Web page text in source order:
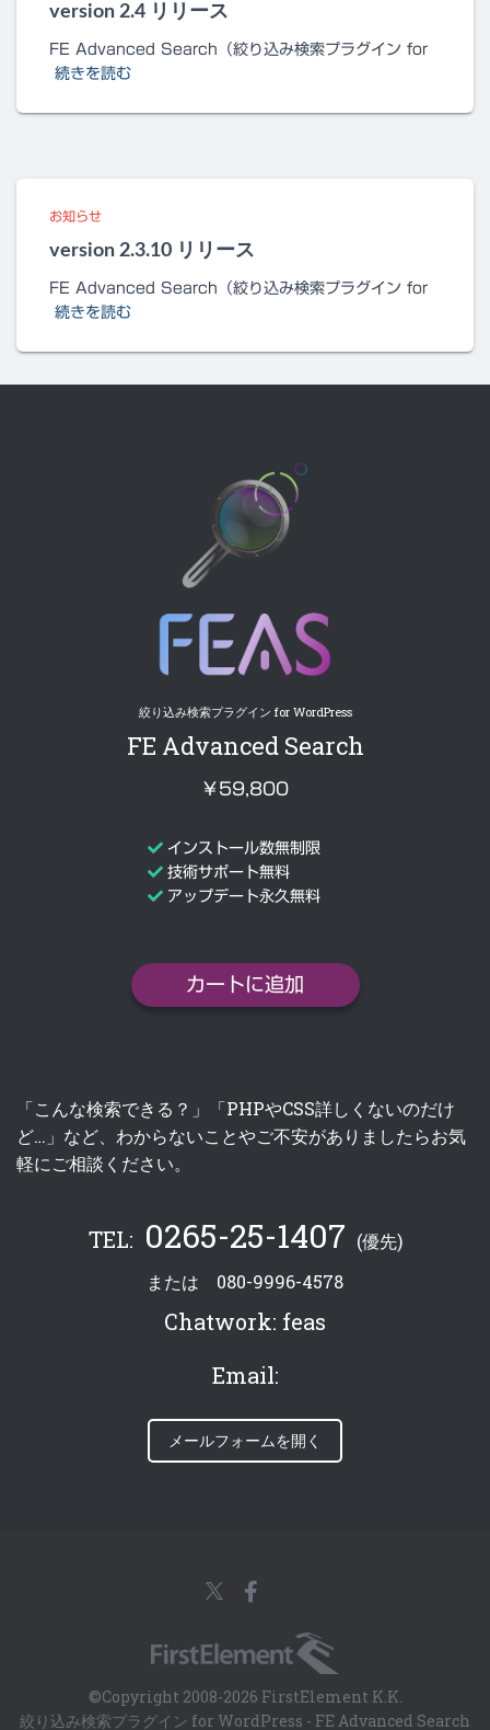
version 2.4 リリース
FE Advanced Search（絞り込み検索プラグイン for
続きを読む
お知らせ
version 2.3.10 リリース
FE Advanced Search（絞り込み検索プラグイン for
続きを読む
絞り込み検索プラグイン for WordPress
FE Advanced Search
￥59,800
インストール数無制限
技術サポート無料
アップデート永久無料
カートに追加
「こんな検索できる？」「PHPやCSS詳しくないのだけ
ど…」など、わからないことやご不安がありましたらお気
軽にご相談ください。
TEL: 0265-25-1407 (優先)
または 080-9996-4578
Chatwork: feas
Email:
メールフォームを開く
©Copyright 2008-2026 FirstElement K.K.
絞り込み検索プラグイン for WordPress - FE Advanced Search